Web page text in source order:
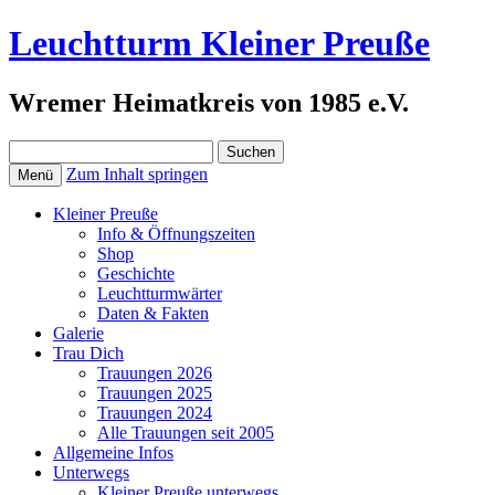
Leuchtturm Kleiner Preuße
Wremer Heimatkreis von 1985 e.V.
nach:
Menü Zum Inhalt springen
Kleiner Preuße
Info & Öffnungszeiten
Shop
Geschichte
Leuchtturmwärter
Daten & Fakten
Galerie
Trau Dich
Trauungen 2026
Trauungen 2025
Trauungen 2024
Alle Trauungen seit 2005
Allgemeine Infos
Unterwegs